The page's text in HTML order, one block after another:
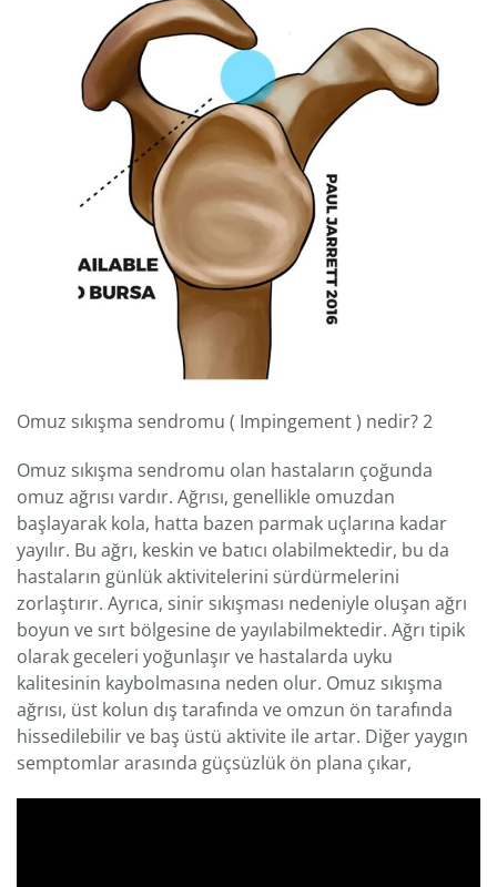
Omuz sıkışma sendromu ( Impingement ) nedir? 2
Omuz sıkışma sendromu olan hastaların çoğunda
omuz ağrısı vardır. Ağrısı, genellikle omuzdan
başlayarak kola, hatta bazen parmak uçlarına kadar
yayılır. Bu ağrı, keskin ve batıcı olabilmektedir, bu da
hastaların günlük aktivitelerini sürdürmelerini
zorlaştırır. Ayrıca, sinir sıkışması nedeniyle oluşan ağrı
boyun ve sırt bölgesine de yayılabilmektedir. Ağrı tipik
olarak geceleri yoğunlaşır ve hastalarda uyku
kalitesinin kaybolmasına neden olur. Omuz sıkışma
ağrısı, üst kolun dış tarafında ve omzun ön tarafında
hissedilebilir ve baş üstü aktivite ile artar. Diğer yaygın
semptomlar arasında güçsüzlük ön plana çıkar,